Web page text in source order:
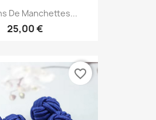
De Manchettes...
25,00 €
favorite_border